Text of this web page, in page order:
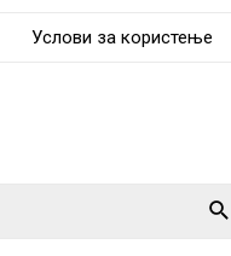
Услови за користење